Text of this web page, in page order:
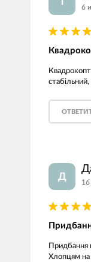
6
Д
16
Хлопцям на